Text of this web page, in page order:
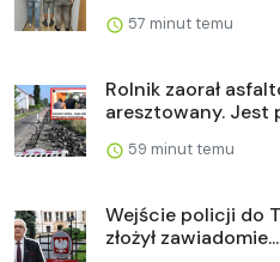
57 minut temu
Rolnik zaorał
aresztowany. Jest
59 minut temu
Wejście policji do
złożył zawiadomie...